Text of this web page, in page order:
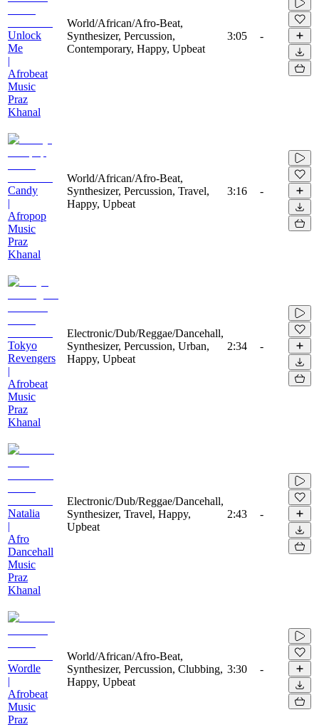
Unlock
Me
|
Afrobeat
Music
Praz
Khanal
World/African/Afro-Beat,
Synthesizer, Percussion,
Contemporary, Happy, Upbeat
3:05 -
Candy
|
Afropop
Music
Praz
Khanal
World/African/Afro-Beat,
Synthesizer, Percussion, Travel,
Happy, Upbeat
3:16 -
Tokyo
Revengers
|
Afrobeat
Music
Praz
Khanal
Electronic/Dub/Reggae/Dancehall,
Synthesizer, Percussion, Urban,
Happy, Upbeat
2:34 -
Natalia
|
Afro
Dancehall
Music
Praz
Khanal
Electronic/Dub/Reggae/Dancehall,
Synthesizer, Travel, Happy,
Upbeat
2:43 -
Wordle
|
Afrobeat
Music
Praz
World/African/Afro-Beat,
Synthesizer, Percussion, Clubbing,
Happy, Upbeat
3:30 -